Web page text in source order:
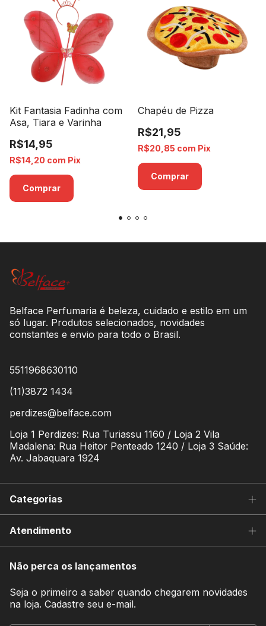
Kit Fantasia Fadinha com
Asa, Tiara e Varinha
R$14,95
R$14,20 com Pix
Chapéu de Pizza
R$21,95
R$20,85 com Pix
Belface Perfumaria é beleza, cuidado e estilo em um
só lugar. Produtos selecionados, novidades
constantes e envio para todo o Brasil.
5511968630110
(11)3872 1434
perdizes@belface.com
Loja 1 Perdizes: Rua Turiassu 1160 / Loja 2 Vila
Madalena: Rua Heitor Penteado 1240 / Loja 3 Saúde:
Av. Jabaquara 1924
Categorias
Atendimento
Não perca os lançamentos
Seja o primeiro a saber quando chegarem novidades
na loja. Cadastre seu e-mail.